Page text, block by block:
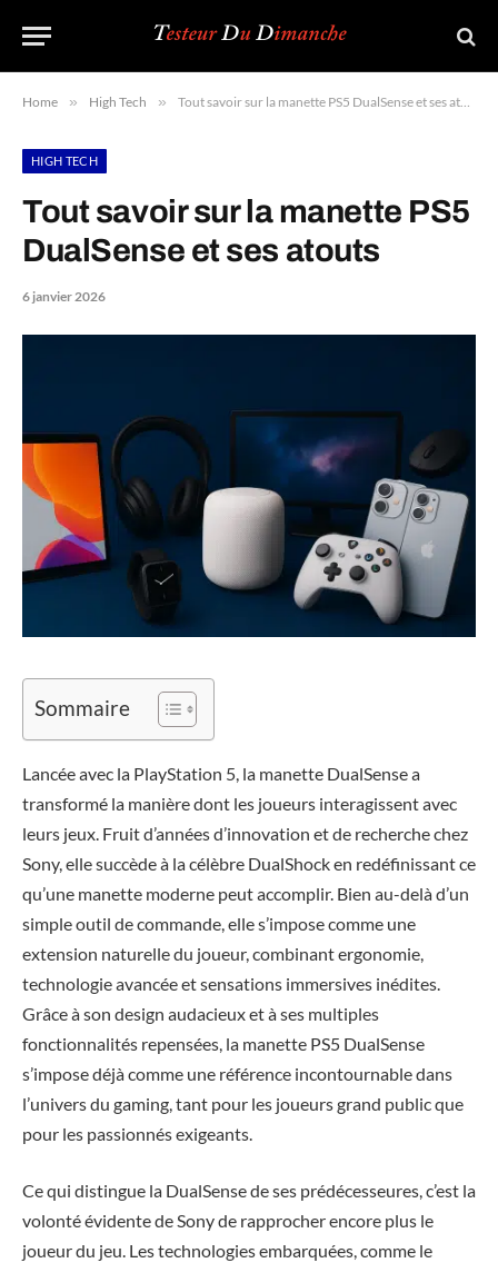
Home » High Tech » Tout savoir sur la manette PS5 DualSense et ses atouts
HIGH TECH
Tout savoir sur la manette PS5
DualSense et ses atouts
6 janvier 2026
Sommaire
Lancée avec la PlayStation 5, la manette DualSense a
transformé la manière dont les joueurs interagissent avec
leurs jeux. Fruit d’années d’innovation et de recherche chez
Sony, elle succède à la célèbre DualShock en redéfinissant ce
qu’une manette moderne peut accomplir. Bien au-delà d’un
simple outil de commande, elle s’impose comme une
extension naturelle du joueur, combinant ergonomie,
technologie avancée et sensations immersives inédites.
Grâce à son design audacieux et à ses multiples
fonctionnalités repensées, la manette PS5 DualSense
s’impose déjà comme une référence incontournable dans
l’univers du gaming, tant pour les joueurs grand public que
pour les passionnés exigeants.
Ce qui distingue la DualSense de ses prédécesseures, c’est la
volonté évidente de Sony de rapprocher encore plus le
joueur du jeu. Les technologies embarquées, comme le